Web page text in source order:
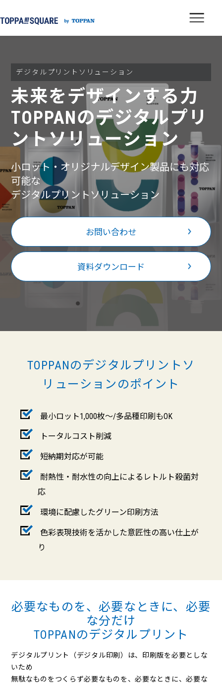
デジタルプリントソリューション
未来をデザインする力
TOPPANのデジタルプリ
ントソリューション
小ロット・オリジナルデザイン製品にも対応
可能な
デジタルプリントソリューション
お問い合わせ
資料ダウンロード
TOPPANのデジタルプリントソ
リューションのポイント
最小ロット1,000枚～/多品種印刷もOK
トータルコスト削減
短納期対応が可能
耐熱性・耐水性の向上によるレトルト殺菌対
応
環境に配慮したグリーン印刷方法
色彩表現技術を活かした意匠性の高い仕上が
り
必要なものを、必要なときに、必要
な分だけ
TOPPANのデジタルプリント
デジタルプリント（デジタル印刷）は、印刷版を必要としな
いため
無駄なものをつくらず必要なものを、必要なときに、必要な